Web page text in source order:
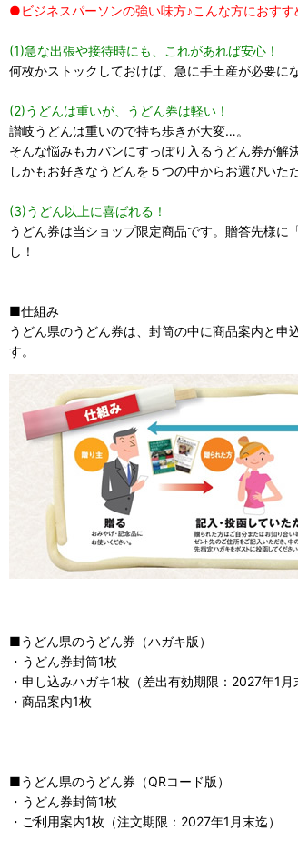
●ビジネスパーソンの強い味方♪こんな方におすす
(1)急な出張や接待時にも、これがあれば安心！
何枚かストックしておけば、急に手土産が必要に
(2)うどんは重いが、うどん券は軽い！
讃岐うどんは重いので持ち歩きが大変…。
そんな悩みもカバンにすっぽり入るうどん券が解
しかもお好きなうどんを５つの中からお選びいた
(3)うどん以上に喜ばれる！
うどん券は当ショップ限定商品です。贈答先様
し！
■仕組み
うどん県のうどん券は、封筒の中に商品案内と
す。
■うどん県のうどん券（ハガキ版）
・うどん券封筒1枚
・申し込みハガキ1枚（差出有効期限：2027年1月
・商品案内1枚
■うどん県のうどん券（QRコード版）
・うどん券封筒1枚
・ご利用案内1枚（注文期限：2027年1月末迄）